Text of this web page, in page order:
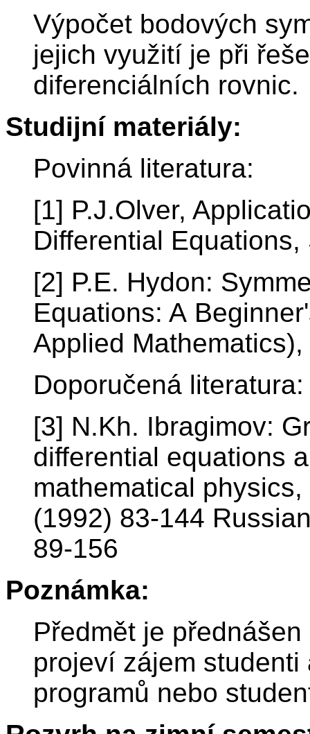
Výpočet bodových
jejich využití je při
diferenciálních rovnic.
Studijní materiály:
Povinná literatura:
[1] P.J.Olver,
Differential
[2] P.E. Hydon:
Equations: A
Applied
Doporučená literatura:
[3] N.Kh. Ibragimov:
differential equations
mathematical
(1992) 83-144
89-156
Poznámka:
Předmět je
projeví zájem
programů nebo